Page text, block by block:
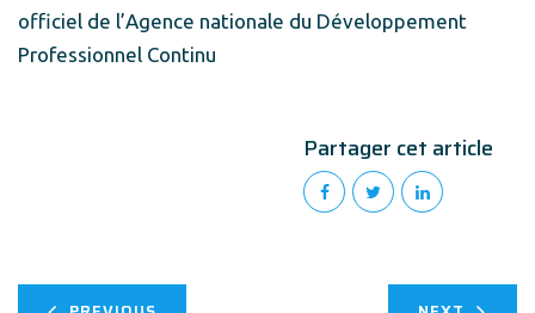
officiel de l’Agence nationale du Développement
Professionnel Continu
Partager cet article